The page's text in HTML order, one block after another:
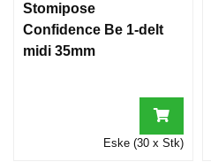
Stomipose
Confidence Be 1-delt
midi 35mm
Eske (30 x Stk)